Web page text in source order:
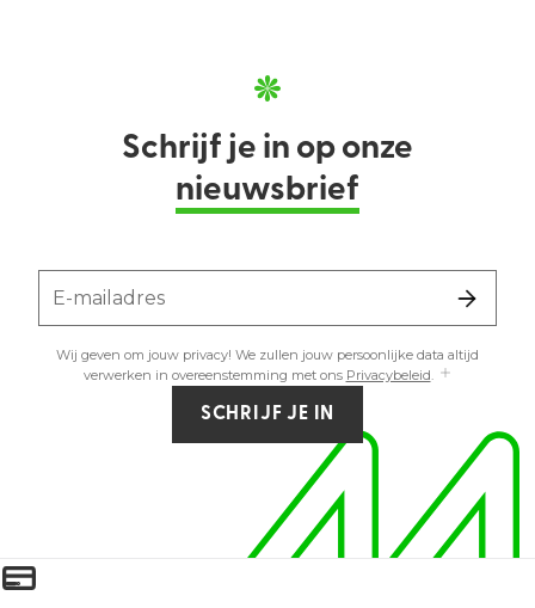
Schrijf je in op onze
nieuwsbrief
E-mailadres
Wij geven om jouw privacy! We zullen jouw persoonlijke data altijd
verwerken in overeenstemming met ons Privacybeleid.
SCHRIJF JE IN